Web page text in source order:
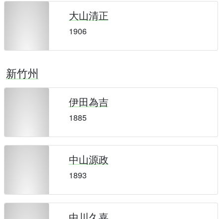
大山清正
1906
新竹州
伊田為吉
1885
中山源政
1893